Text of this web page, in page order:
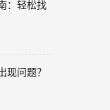
：轻松找
现问题？